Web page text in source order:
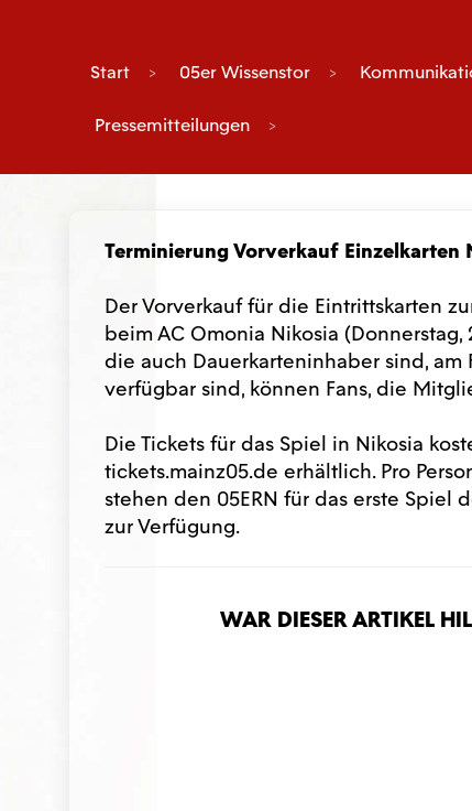
Start 05er Wissenstor
Pressemitteilungen
Terminierung Vorverkauf Einzelkarten
Der Vorverkauf für die Eintrittskarten
beim AC Omonia Nikosia
die auch Dauerkarteninhaber sind, am
verfügbar sind, können Fans, die
Die Tickets für das Spiel in Nikosia
tickets.mainz05.de erhältlich. Pro
stehen den 05ERN für das erste Spiel
zur Verfügung.
War dieser Artikel